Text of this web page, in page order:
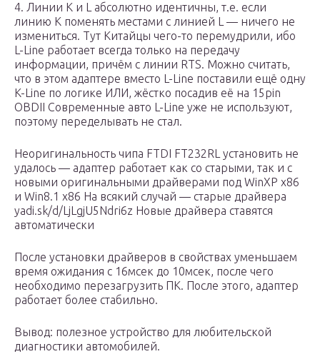
4. Линии K и L абсолютно идентичны, т.е. если
линию K поменять местами с линией L — ничего не
измениться. Тут Китайцы чего-то перемудрили, ибо
L-Line работает всегда только на передачу
информации, причём с линии RTS. Можно считать,
что в этом адаптере вместо L-Line поставили ещё одну
K-Line по логике ИЛИ, жёстко посадив её на 15pin
OBDII Современные авто L-Line уже не используют,
поэтому переделывать не стал.
Неоригинальность чипа FTDI FT232RL установить не
удалось — адаптер работает как со старыми, так и с
новыми оригинальными драйверами под WinXP x86
и Win8.1 x86 На всякий случай — старые драйвера
yadi.sk/d/LjLgjU5Ndri6z Новые драйвера ставятся
автоматически
После установки драйверов в свойствах уменьшаем
время ожидания с 16мсек до 10мсек, после чего
необходимо перезагрузить ПК. После этого, адаптер
работает более стабильно.
Вывод: полезное устройство для любительской
диагностики автомобилей.